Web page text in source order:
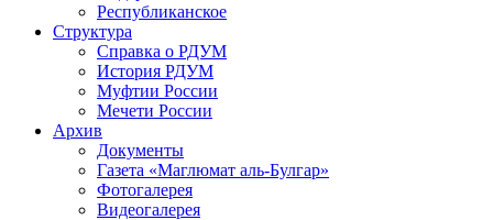
Республиканское
Структура
Справка о РДУМ
История РДУМ
Муфтии России
Мечети России
Архив
Документы
Газета «Маглюмат аль-Булгар»
Фотогалерея
Видеогалерея